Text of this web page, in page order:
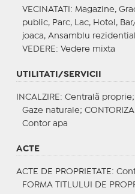
VECINATATI : Magazine,
public, Parc, Lac, Hotel,
joaca, Ansamblu
VEDERE : Vedere mixta
UTILITATI/SERVICII
INCALZIRE : Centrală proprie;
Gaze naturale;
Contor apa
ACTE
ACTE DE PROPRIETATE :
FORMA TITLULUI DE